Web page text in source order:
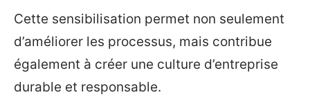
Cette sensibilisation permet non seulement
d’améliorer les processus, mais contribue
également à créer une culture d’entreprise
durable et responsable.